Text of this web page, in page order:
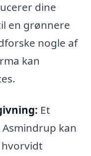
dine
en grønnere
nogle af
kan
Et
kan